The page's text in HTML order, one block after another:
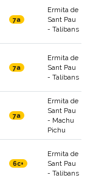
7a
Ermita de
Sant Pau
- Talibans
7a
Ermita de
Sant Pau
- Talibans
7a
Ermita de
Sant Pau
- Machu
Pichu
6c+
Ermita de
Sant Pau
- Talibans